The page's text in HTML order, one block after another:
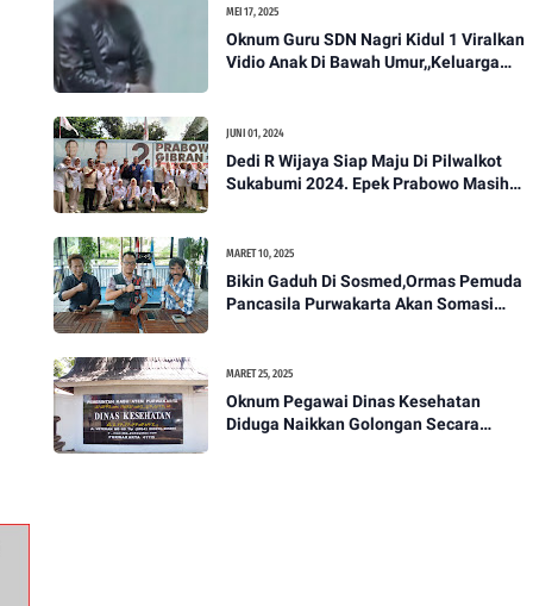
MEI 17, 2025
Oknum Guru SDN Nagri Kidul 1 Viralkan
Vidio Anak Di Bawah Umur,,Keluarga
JUNI 01, 2024
Dedi R Wijaya Siap Maju Di Pilwalkot
Sukabumi 2024. Epek Prabowo Masih
MARET 10, 2025
Bikin Gaduh Di Sosmed,Ormas Pemuda
Pancasila Purwakarta Akan Somasi
MARET 25, 2025
Oknum Pegawai Dinas Kesehatan
Diduga Naikkan Golongan Secara